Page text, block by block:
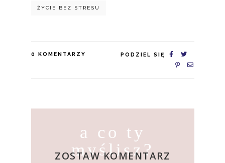
ŻYCIE BEZ STRESU
0 KOMENTARZY PODZIEL SIĘ
a co ty
myślisz?
ZOSTAW KOMENTARZ